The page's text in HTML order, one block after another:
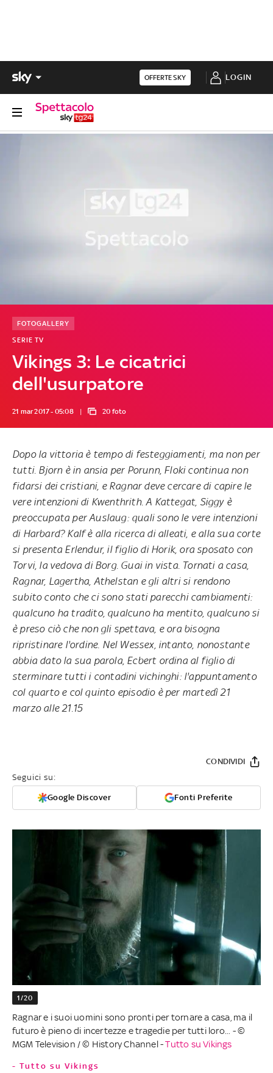
OFFERTE SKY LOGIN
Vikings 3: Le cicatrici
dell'usurpatore
SERIE TV
FOTOGALLERY
21 mar 2017 - 05:08 20 foto
Dopo la vittoria è tempo di festeggiamenti, ma non per
tutti. Bjorn è in ansia per Porunn, Floki continua non
fidarsi dei cristiani, e Ragnar deve cercare di capire le
vere intenzioni di Kwenthrith. A Kattegat, Siggy è
preoccupata per Auslaug: quali sono le vere intenzioni
di Harbard? Kalf è alla ricerca di alleati, e alla sua corte
si presenta Erlendur, il figlio di Horik, ora sposato con
Torvi, la vedova di Borg. Guai in vista. Tornati a casa,
Ragnar, Lagertha, Athelstan e gli altri si rendono
subito conto che ci sono stati parecchi cambiamenti:
qualcuno ha tradito, qualcuno ha mentito, qualcuno si
è preso ciò che non gli spettava, e ora bisogna
ripristinare l'ordine. Nel Wessex, intanto, nonostante
abbia dato la sua parola, Ecbert ordina al figlio di
sterminare tutti i contadini vichinghi: l'appuntamento
col quarto e col quinto episodio è per martedì 21
marzo alle 21.15
Seguici su:
Google Discover Fonti Preferite
CONDIVIDI
1/20
Ragnar e i suoi uomini sono pronti per tornare a casa, ma il
futuro è pieno di incertezze e tragedie per tutti loro... - ©
MGM Television / © History Channel -Tutto su Vikings
- Tutto su Vikings